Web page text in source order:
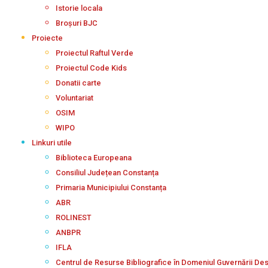
Istorie locala
Broșuri BJC
Proiecte
Proiectul Raftul Verde
Proiectul Code Kids
Donatii carte
Voluntariat
OSIM
WIPO
Linkuri utile
Biblioteca Europeana
Consiliul Județean Constanța
Primaria Municipiului Constanța
ABR
ROLINEST
ANBPR
IFLA
Centrul de Resurse Bibliografice în Domeniul Guvernării